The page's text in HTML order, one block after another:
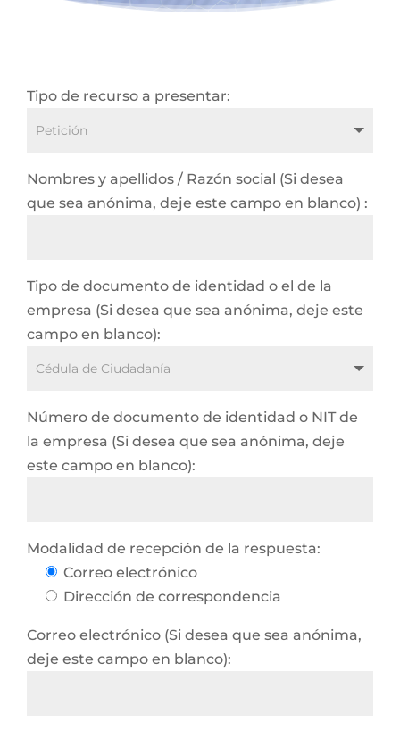
Tipo de recurso a presentar:
Nombres y apellidos / Razón social (Si desea
que sea anónima, deje este campo en blanco) :
Tipo de documento de identidad o el de la
empresa (Si desea que sea anónima, deje este
campo en blanco):
Número de documento de identidad o NIT de
la empresa (Si desea que sea anónima, deje
este campo en blanco):
Modalidad de recepción de la respuesta:
Correo electrónico
Dirección de correspondencia
Correo electrónico (Si desea que sea anónima,
deje este campo en blanco):